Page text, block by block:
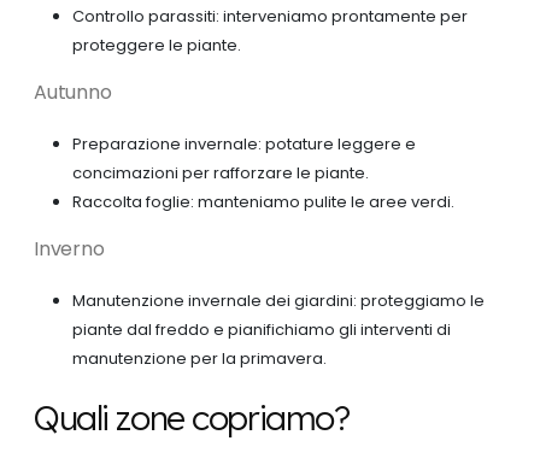
Controllo parassiti: interveniamo prontamente per
proteggere le piante.
Autunno
Preparazione invernale: potature leggere e
concimazioni per rafforzare le piante.
Raccolta foglie: manteniamo pulite le aree verdi.
Inverno
Manutenzione invernale dei giardini: proteggiamo le
piante dal freddo e pianifichiamo gli interventi di
manutenzione per la primavera.
Quali zone copriamo?